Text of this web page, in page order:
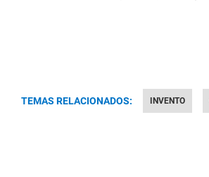
TEMAS RELACIONADOS: INVENTO